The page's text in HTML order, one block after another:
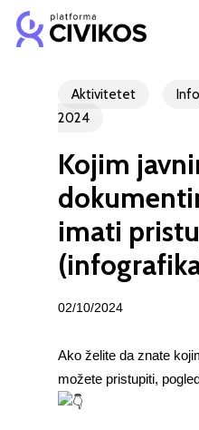
Skip
Aktivitetet
2024
Kojim
imati
02/10/2024
Ako želite da znate
možete pristupiti,